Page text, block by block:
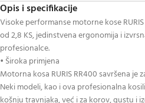
Opis i specifikacije
Visoke performanse motorne kose
od 2,8 KS, jedinstvena ergonomija i
profesionalce.
• Široka primjena
Motorna kosa RURIS RR400 savršena je
Neki modeli, kao i ova profesionalna
košnju travnjaka, već i za korov, gustu i